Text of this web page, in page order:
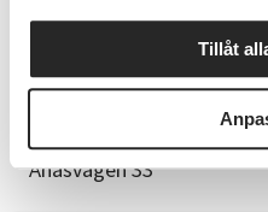
Tillåt
Kursledare
Sofia Offesson,
erfarenhet.
Ånäsvägen 33